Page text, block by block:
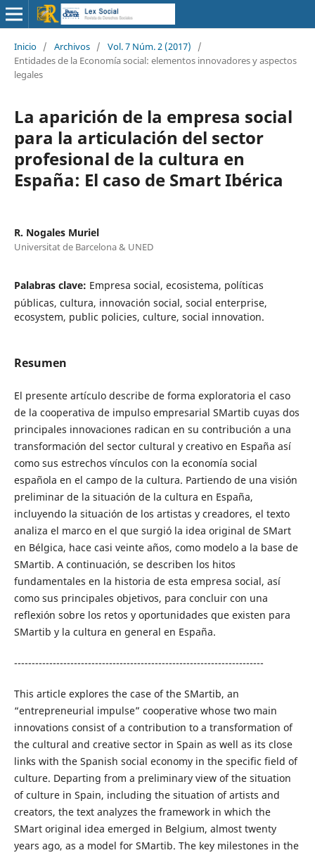
Inicio / Archivos / Vol. 7 Núm. 2 (2017)
/
Entidades de la Economía social: elementos innovadores y aspectos
legales
La aparición de la empresa social
para la articulación del sector
profesional de la cultura en
España: El caso de Smart Ibérica
R. Nogales Muriel
Universitat de Barcelona & UNED
Palabras clave: Empresa social, ecosistema, políticas
públicas, cultura, innovación social, social enterprise,
ecosystem, public policies, culture, social innovation.
Resumen
El presente artículo describe de forma exploratoria el caso
de la cooperativa de impulso empresarial SMartib cuyas dos
principales innovaciones radican en su contribución a una
transformación del sector cultural y creativo en España así
como sus estrechos vínculos con la economía social
española en el campo de la cultura. Partiendo de una visión
preliminar de la situación de la cultura en España,
incluyendo la situación de los artistas y creadores, el texto
analiza el marco en el que surgió la idea original de SMart
en Bélgica, hace casi veinte años, como modelo a la base de
SMartib. A continuación, se describen los hitos
fundamentales en la historia de esta empresa social, así
como sus principales objetivos, para concluir con una
reflexión sobre los retos y oportunidades que existen para
SMartib y la cultura en general en España.
-----------------------------------------------------------------------
This article explores the case of the SMartib, an
“entrepreneurial impulse” cooperative whose two main
innovations consist of a contribution to a transformation of
the cultural and creative sector in Spain as well as its close
links with the Spanish social economy in the specific field of
culture. Departing from a preliminary view of the situation
of culture in Spain, including the situation of artists and
creators, the text analyzes the framework in which the
SMart original idea emerged in Belgium, almost twenty
years ago, as a model for SMartib. The key milestones in the